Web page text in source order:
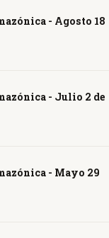
- Agosto 18
- Julio 2 de
- Mayo 29